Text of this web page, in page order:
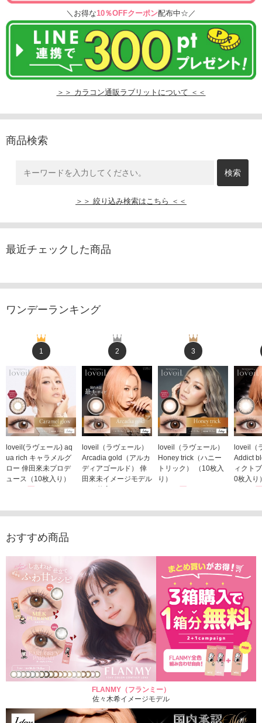
＼お得な10％OFFクーポン配布中☆／
＞＞ カラコン通販ラブリットについて ＜＜
商品検索
＞＞ 絞り込み検索はこちら ＜＜
最近チェックした商品
ワンデーランキング
1
loveil(ラヴェール) aq
ua rich キャラメルグ
ロー 倖田來未プロデ
ュース（10枚入り）
2
loveil（ラヴェール）
Arcadia gold（アルカ
ディアゴールド） 倖
田來未イメージモデル
3
loveil（ラヴェール）
Honey trick（ハニー
トリック） （10枚入
り）
loveil（
Addict
ィクト
0枚入り
おすすめ商品
FLANMY（フランミー）
佐々木希イメージモデル